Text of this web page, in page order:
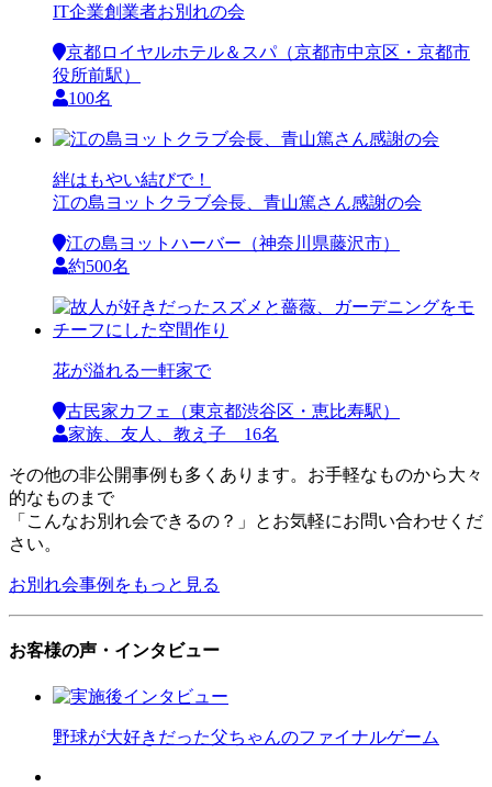
IT企業創業者お別れの会
京都ロイヤルホテル＆スパ（京都市中京区・京都市
役所前駅）
100名
絆はもやい結びで！
江の島ヨットクラブ会長、青山篤さん感謝の会
江の島ヨットハーバー（神奈川県藤沢市）
約500名
花が溢れる一軒家で
古民家カフェ（東京都渋谷区・恵比寿駅）
家族、友人、教え子 16名
その他の非公開事例も多くあります。お手軽なものから大々
的なものまで
「こんなお別れ会できるの？」とお気軽にお問い合わせくだ
さい。
お別れ会事例をもっと見る
お客様の声・インタビュー
野球が大好きだった父ちゃんのファイナルゲーム